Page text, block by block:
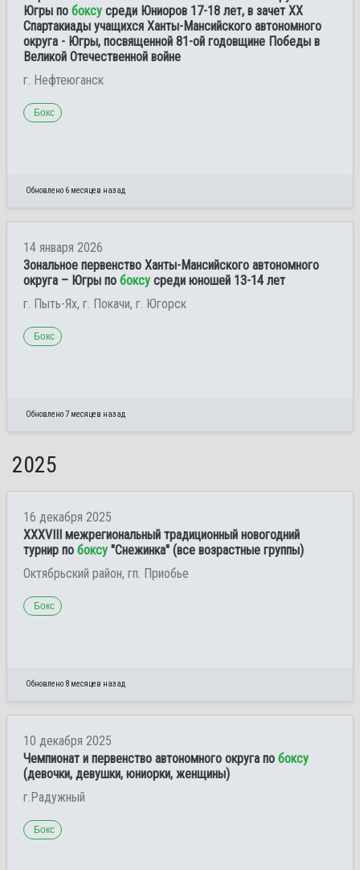
Югры по боксу среди Юниоров 17-18 лет, в зачет ХХ
Спартакиады учащихся Ханты-Мансийского автономного
округа - Югры, посвященной 81-ой годовщине Победы в
Великой Отечественной войне
г. Нефтеюганск
Бокс
Обновлено 6 месяцев назад
14 января 2026
Зональное первенство Ханты-Мансийского автономного
округа – Югры по боксу среди юношей 13-14 лет
г. Пыть-Ях, г. Покачи, г. Югорск
Бокс
Обновлено 7 месяцев назад
2025
16 декабря 2025
ХХXVIII межрегиональный традиционный новогодний
турнир по боксу "Снежинка" (все возрастные группы)
Октябрьский район, гп. Приобье
Бокс
Обновлено 8 месяцев назад
10 декабря 2025
Чемпионат и первенство автономного округа по боксу
(девочки, девушки, юниорки, женщины)
г.Радужный
Бокс